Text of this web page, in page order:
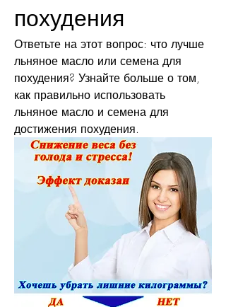
похудения
Ответьте на этот вопрос: что лучше
льняное масло или семена для
похудения? Узнайте больше о том,
как правильно использовать
льняное масло и семена для
достижения похудения.